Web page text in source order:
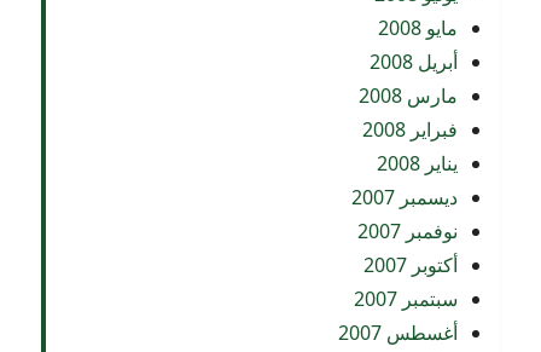
مايو 2008
أبريل 2008
مارس 2008
فبراير 2008
يناير 2008
ديسمبر 2007
نوفمبر 2007
أكتوبر 2007
سبتمبر 2007
أغسطس 2007